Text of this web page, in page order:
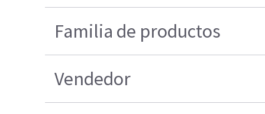
Familia de productos
Vendedor